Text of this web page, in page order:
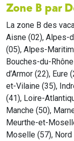
Zone B par
La zone B des
Aisne (02), Alpes-
(05), Alpes-
Bouches-du-
d’Armor (22),
et-Vilaine (35),
(41), Loire-
Manche (50),
Meurthe-et-
Moselle (57), Nord